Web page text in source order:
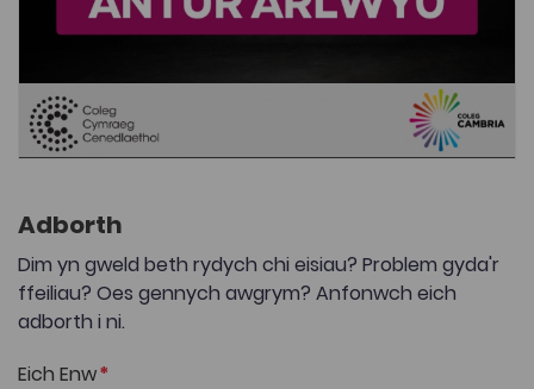
Adborth
Dim yn gweld beth rydych chi eisiau? Problem gyda'r
ffeiliau? Oes gennych awgrym? Anfonwch eich
adborth i ni.
Eich Enw